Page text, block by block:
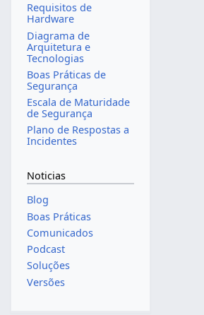
Requisitos de
Hardware
Diagrama de
Arquitetura e
Tecnologias
Boas Práticas de
Segurança
Escala de Maturidade
de Segurança
Plano de Respostas a
Incidentes
Noticias
Blog
Boas Práticas
Comunicados
Podcast
Soluções
Versões